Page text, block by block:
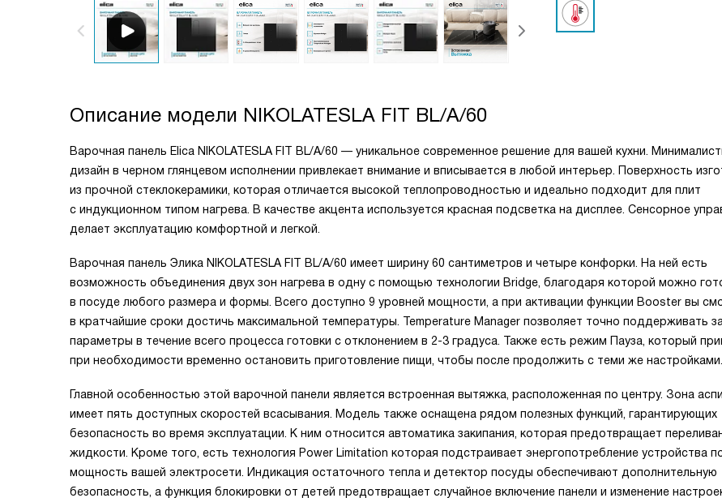
Описание модели NIKOLATESLA FIT BL/A/60
Варочная панель Elica NIKOLATESLA FIT BL/A/60 — уникальное современное решение для вашей кухни.
дизайн в черном глянцевом исполнении привлекает внимание и вписывается в любой интерьер. Поверхность
из прочной стеклокерамики, которая отличается высокой теплопроводностью и идеально подходит для плит
с индукционном типом нагрева. В качестве акцента используется красная подсветка на дисплее. Сенсорное
делает эксплуатацию комфортной и легкой.
Варочная панель Элика NIKOLATESLA FIT BL/A/60 имеет ширину 60 сантиметров и четыре конфорки. На ней есть
возможность объединения двух зон нагрева в одну с помощью технологии Bridge, благодаря которой можно
в посуде любого размера и формы. Всего доступно 9 уровней мощности, а при активации функции Booster вы
в кратчайшие сроки достичь максимальной температуры. Temperature Manager позволяет точно поддерживать
параметры в течение всего процесса готовки с отклонением в 2-3 градуса. Также есть режим Пауза, который
при необходимости временно остановить приготовление пищи, чтобы после продолжить с теми же настройками.
Главной особенностью этой варочной панели является встроенная вытяжка, расположенная по центру. Зона
имеет пять доступных скоростей всасывания. Модель также оснащена рядом полезных функций, гарантирующих
безопасность во время эксплуатации. К ним относится автоматика закипания, которая предотвращает
жидкости. Кроме того, есть технология Power Limitation которая подстраивает энергопотребление устройства
мощность вашей электросети. Индикация остаточного тепла и детектор посуды обеспечивают дополнительную
безопасность, а функция блокировки от детей предотвращает случайное включение панели и изменение